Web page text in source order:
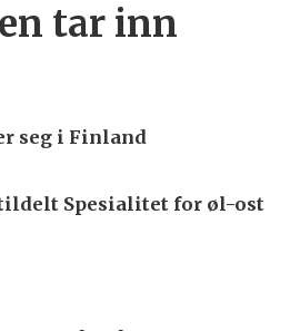
tar inn
seg i Finland
Spesialitet for øl-ost